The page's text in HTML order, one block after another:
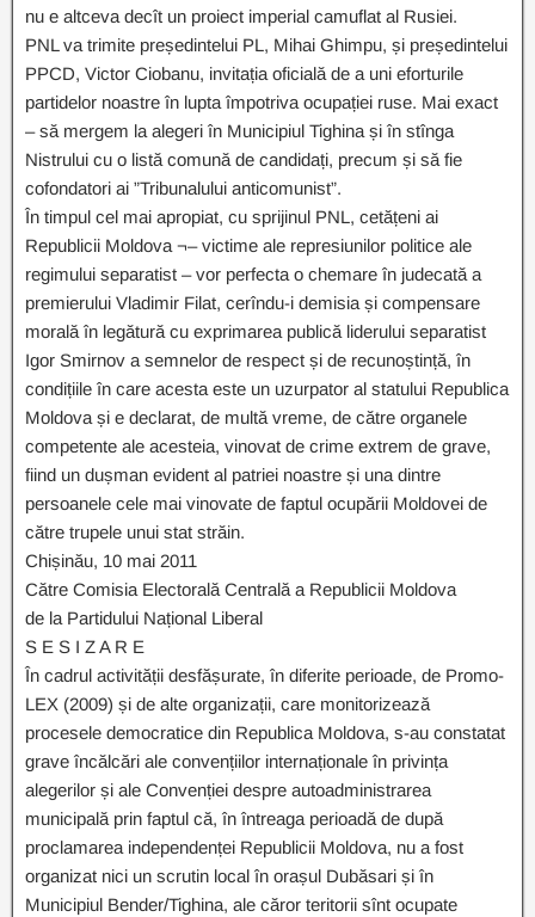
nu e altceva decît un proiect imperial camuflat al Rusiei.
PNL va trimite președintelui PL, Mihai Ghimpu, și președintelui
PPCD, Victor Ciobanu, invitația oficială de a uni eforturile
partidelor noastre în lupta împotriva ocupației ruse. Mai exact
– să mergem la alegeri în Municipiul Tighina și în stînga
Nistrului cu o listă comună de candidați, precum și să fie
cofondatori ai ”Tribunalului anticomunist”.
În timpul cel mai apropiat, cu sprijinul PNL, cetățeni ai
Republicii Moldova ¬– victime ale represiunilor politice ale
regimului separatist – vor perfecta o chemare în judecată a
premierului Vladimir Filat, cerîndu-i demisia și compensare
morală în legătură cu exprimarea publică liderului separatist
Igor Smirnov a semnelor de respect și de recunoștință, în
condițiile în care acesta este un uzurpator al statului Republica
Moldova și e declarat, de multă vreme, de către organele
competente ale acesteia, vinovat de crime extrem de grave,
fiind un dușman evident al patriei noastre și una dintre
persoanele cele mai vinovate de faptul ocupării Moldovei de
către trupele unui stat străin.
Chișinău, 10 mai 2011
Către Comisia Electorală Centrală a Republicii Moldova
de la Partidului Național Liberal
S E S I Z A R E
În cadrul activității desfășurate, în diferite perioade, de Promo-
LEX (2009) și de alte organizații, care monitorizează
procesele democratice din Republica Moldova, s-au constatat
grave încălcări ale convențiilor internaționale în privința
alegerilor și ale Convenției despre autoadministrarea
municipală prin faptul că, în întreaga perioadă de după
proclamarea independenței Republicii Moldova, nu a fost
organizat nici un scrutin local în orașul Dubăsari și în
Municipiul Bender/Tighina, ale căror teritorii sînt ocupate